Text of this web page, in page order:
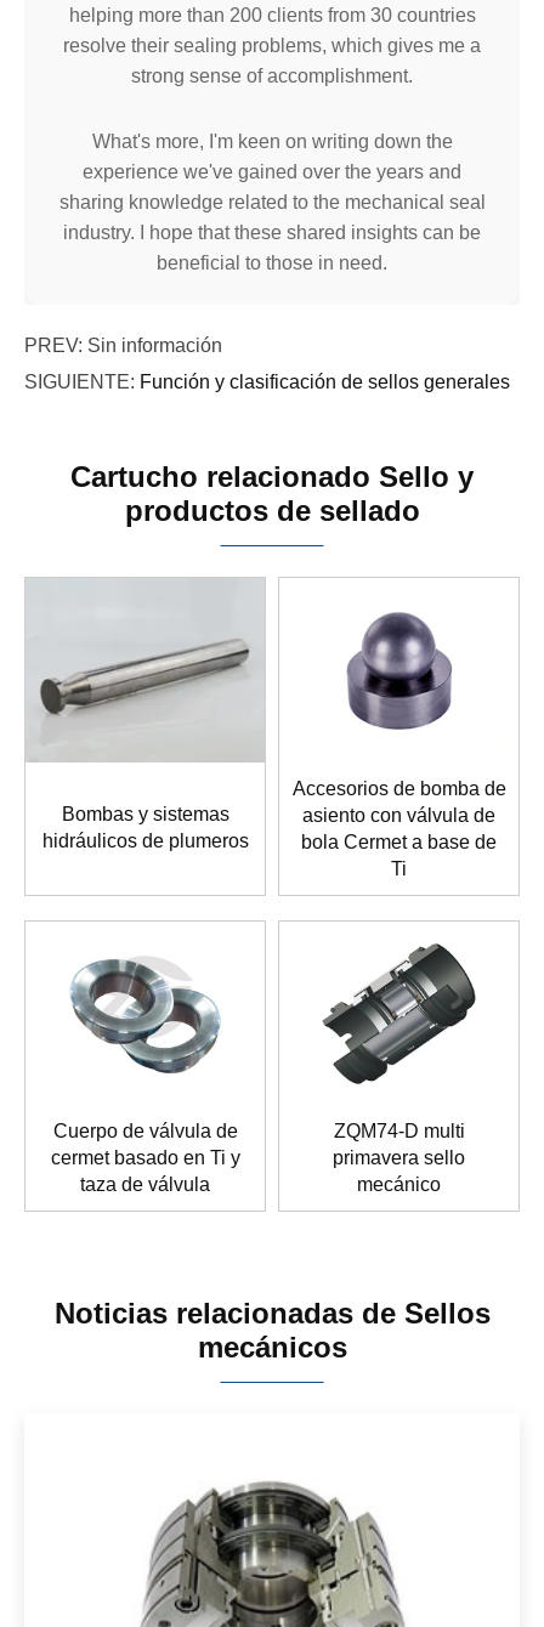
helping more than 200 clients from 30 countries
resolve their sealing problems, which gives me a
strong sense of accomplishment.
What's more, I'm keen on writing down the
experience we've gained over the years and
sharing knowledge related to the mechanical seal
industry. I hope that these shared insights can be
beneficial to those in need.
PREV: Sin información
SIGUIENTE: Función y clasificación de sellos generales
Cartucho relacionado Sello y
productos de sellado
Bombas y sistemas
hidráulicos de plumeros
Accesorios de bomba de
asiento con válvula de
bola Cermet a base de
Ti
Cuerpo de válvula de
cermet basado en Ti y
taza de válvula
ZQM74-D multi
primavera sello
mecánico
Noticias relacionadas de Sellos
mecánicos